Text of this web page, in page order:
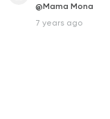
@Mama Mona
7 years ago